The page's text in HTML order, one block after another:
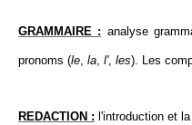
GRAMMAIRE : analyse
pronoms (le, la, l', les). Les
REDACTION : l'introduction et